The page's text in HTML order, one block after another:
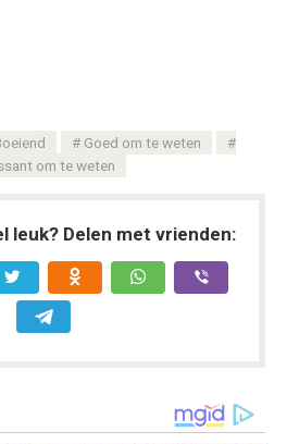
Goed om te weten
om te weten
leuk? Delen met vrienden: